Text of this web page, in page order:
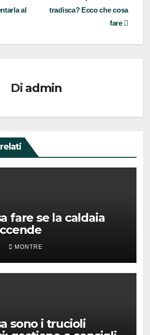
tradisca? Ecco che cosa
fare
al
Di admin
fare se la caldaia
MONTRE
sono i trucioli